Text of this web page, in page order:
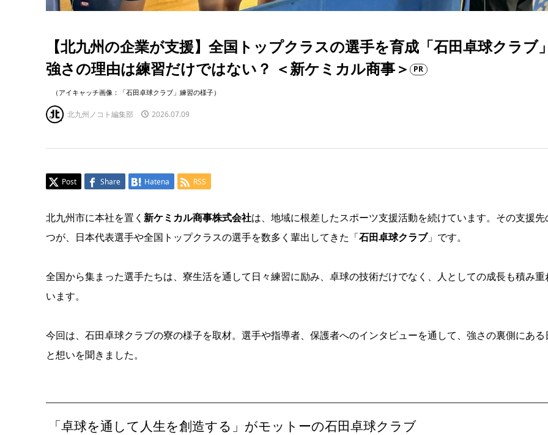
【北九州の企業が支援】全国トップクラスの選手を育成「石田卓球クラブ
強さの理由は練習だけではない？ ＜新ケミカル商事＞
PR
（アイキャッチ画像：「石田卓球クラブ」練習の様子）
北九州ノコト編集部 2026.07.09
Post Share Hatena RSS
北九州市に本社を置く 新ケミカル商事株式会社は、地域に根差したスポーツ支援活動を続けています。その支援先
つが、日本代表選手や全国トップクラスの選手を数多く輩出してきた「石田卓球クラブ」です。
全国から集まった選手たちは、寮生活を通して日々練習に励み、卓球の技術だけでなく、人としての成長も積み重
います。
今回は、石田卓球クラブの寮の様子を取材。選手や指導者、保護者へのインタビューを通して、強さの裏側にある
と想いを聞きました。
「卓球を通して人生を創造する」がモットーの石田卓球クラブ